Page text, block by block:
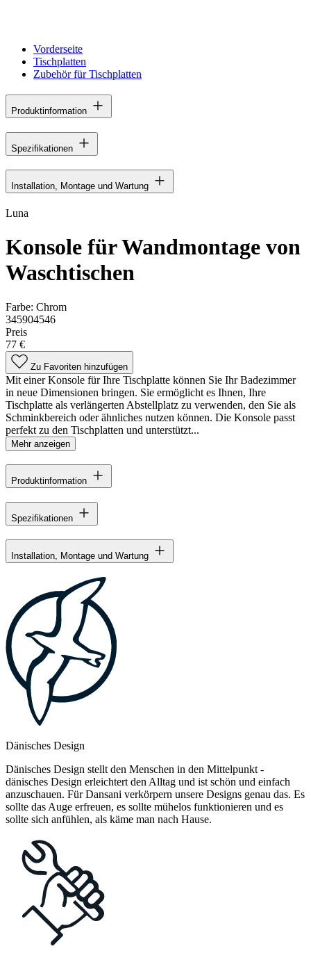
Vorderseite
Tischplatten
Zubehör für Tischplatten
Produktinformation
Spezifikationen
Installation, Montage und Wartung
Luna
Konsole für Wandmontage von
Waschtischen
Farbe: Chrom
345904546
Preis
77 €
Zu Favoriten hinzufügen
Mit einer Konsole für Ihre Tischplatte können Sie Ihr Badezimmer
in neue Dimensionen bringen. Sie ermöglicht es Ihnen, Ihre
Tischplatte als verlängerten Abstellplatz zu verwenden, den Sie als
Schminkbereich oder ähnliches nutzen können. Die Konsole passt
perfekt zu den Tischplatten und unterstützt...
Mehr anzeigen
Produktinformation
Spezifikationen
Installation, Montage und Wartung
Dänisches Design
Dänisches Design stellt den Menschen in den Mittelpunkt -
dänisches Design erleichtert den Alltag und ist schön und einfach
anzuschauen. Für Dansani verkörpern unsere Designs genau das. Es
sollte das Auge erfreuen, es sollte mühelos funktionieren und es
sollte sich anfühlen, als käme man nach Hause.